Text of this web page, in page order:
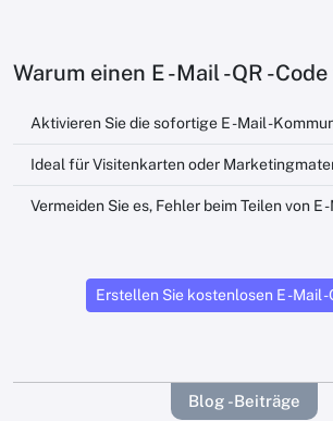
Warum einen E -Mail -QR -
Aktivieren Sie die sofortige E -Mail -
Ideal für Visitenkarten oder
Vermeiden Sie es, Fehler beim Teilen von E
Erstellen Sie kostenlosen E -Mail -
Blog -Beiträge